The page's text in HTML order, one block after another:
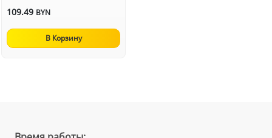
109.49 BYN
В Корзину